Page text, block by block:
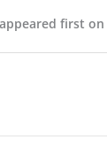
appeared first on